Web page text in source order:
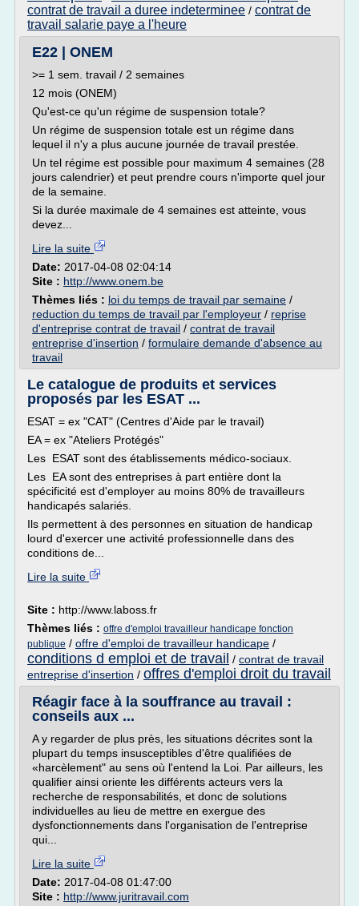
contrat de travail a duree indeterminee / contrat de
travail salarie paye a l'heure
E22 | ONEM
>= 1 sem. travail / 2 semaines
12 mois (ONEM)
Qu'est-ce qu'un régime de suspension totale?
Un régime de suspension totale est un régime dans
lequel il n'y a plus aucune journée de travail prestée.
Un tel régime est possible pour maximum 4 semaines (28
jours calendrier) et peut prendre cours n'importe quel jour
de la semaine.
Si la durée maximale de 4 semaines est atteinte, vous
devez...
Lire la suite
Date: 2017-04-08 02:04:14
Site : http://www.onem.be
Thèmes liés : loi du temps de travail par semaine /
reduction du temps de travail par l'employeur / reprise
d'entreprise contrat de travail / contrat de travail
entreprise d'insertion / formulaire demande d'absence au
travail
Le catalogue de produits et services
proposés par les ESAT ...
ESAT = ex "CAT" (Centres d'Aide par le travail)
EA = ex "Ateliers Protégés"
Les ESAT sont des établissements médico-sociaux.
Les EA sont des entreprises à part entière dont la
spécificité est d'employer au moins 80% de travailleurs
handicapés salariés.
Ils permettent à des personnes en situation de handicap
lourd d'exercer une activité professionnelle dans des
conditions de...
Lire la suite
Site : http://www.laboss.fr
Thèmes liés : offre d'emploi travailleur handicape fonction
publique / offre d'emploi de travailleur handicape /
conditions d emploi et de travail / contrat de travail
entreprise d'insertion / offres d'emploi droit du travail
Réagir face à la souffrance au travail :
conseils aux ...
A y regarder de plus près, les situations décrites sont la
plupart du temps insusceptibles d'être qualifiées de
«harcèlement" au sens où l'entend la Loi. Par ailleurs, les
qualifier ainsi oriente les différents acteurs vers la
recherche de responsabilités, et donc de solutions
individuelles au lieu de mettre en exergue des
dysfonctionnements dans l'organisation de l'entreprise
qui...
Lire la suite
Date: 2017-04-08 01:47:00
Site : http://www.juritravail.com